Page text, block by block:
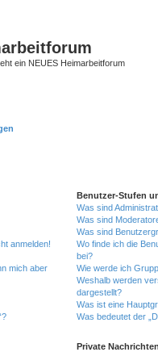
ein NEUES Heimarbeitforum
anmelden!
mich aber
Benutzer-Stufen
Was sind
Was sind
Was sind
Wo finde ich die
bei?
Wie werde ich
Weshalb werden
dargestellt?
Was ist eine
Was bedeutet der
Private